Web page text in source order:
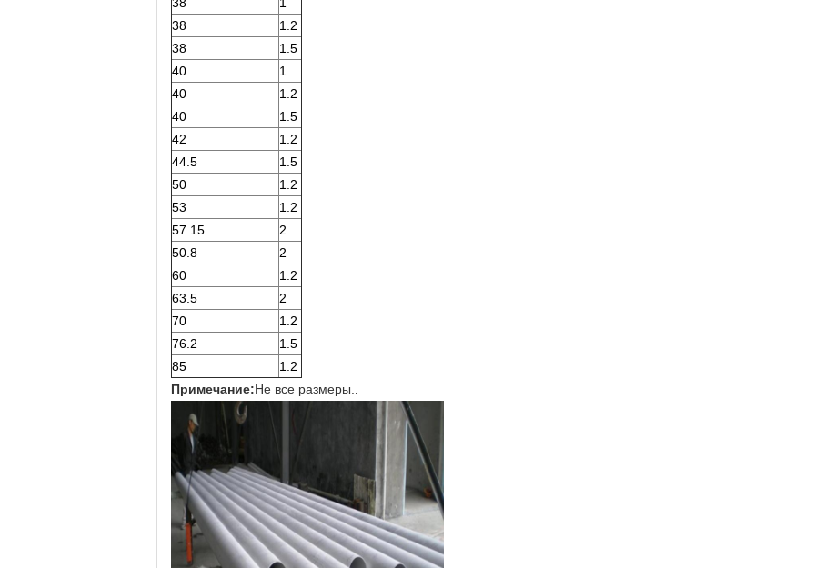
38
1.2
38
1.5
40
1
40
1.2
40
1.5
42
1.2
44.5
1.5
50
1.2
53
1.2
57.15
2
50.8
2
60
1.2
63.5
2
70
1.2
76.2
1.5
85
1.2
Примечание:Не все размеры. .